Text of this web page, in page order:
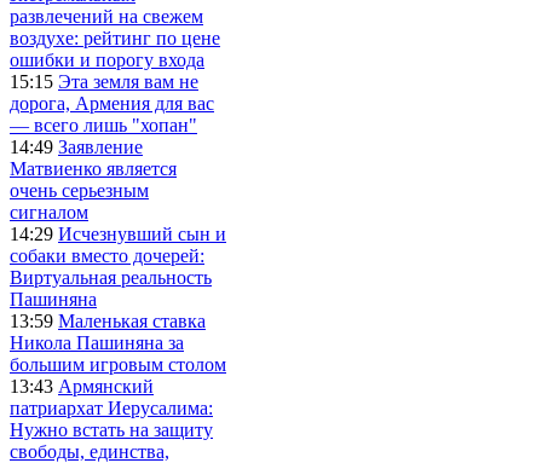
развлечений на свежем
воздухе: рейтинг по цене
ошибки и порогу входа
15:15 Эта земля вам не
дорога, Армения для вас
— всего лишь "хопан"
14:49 Заявление
Матвиенко является
очень серьезным
сигналом
14:29 Исчезнувший сын и
собаки вместо дочерей:
Виртуальная реальность
Пашиняна
13:59 Маленькая ставка
Никола Пашиняна за
большим игровым столом
13:43 Армянский
патриархат Иерусалима:
Нужно встать на защиту
свободы, единства,